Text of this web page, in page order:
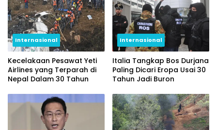
Internasional
Kecelakaan Pesawat Yeti
Airlines yang Terparah di
Nepal Dalam 30 Tahun
Internasional
Italia Tangkap Bos Durjana
Paling Dicari Eropa Usai 30
Tahun Jadi Buron